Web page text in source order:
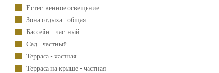
Естественное освещение
Зона отдыха - общая
Бассейн - частный
Сад - частный
Терраса - частная
Терраса на крыше - частная